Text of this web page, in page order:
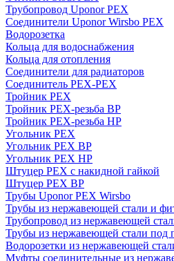
Трубопровод Uponor PEX
Соединители Uponor Wirsbo PEX
Водорозетка
Кольца для водоснабжения
Кольца для отопления
Соединители для радиаторов
Соединитель PEX-PEX
Тройник PEX
Тройник PEX-резьба ВР
Тройник PEX-резьба НР
Угольник PEX
Угольник PEX ВР
Угольник PEX НР
Штуцер PEX c накидной гайкой
Штуцер PEX ВР
Трубы Uponor PEX Wirsbo
Трубы из нержавеющей стали и
Трубопровод из нержавеющей
Трубы из нержавеющей стали под
Водорозетки из нержавеющей
Муфты соединительные из